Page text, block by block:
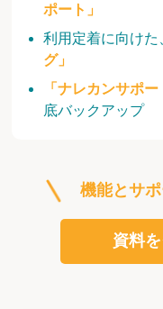
ポート」
利用定着に向けた
グ」
「ナレカンサポー
底バックアップ
機能とサ
資料